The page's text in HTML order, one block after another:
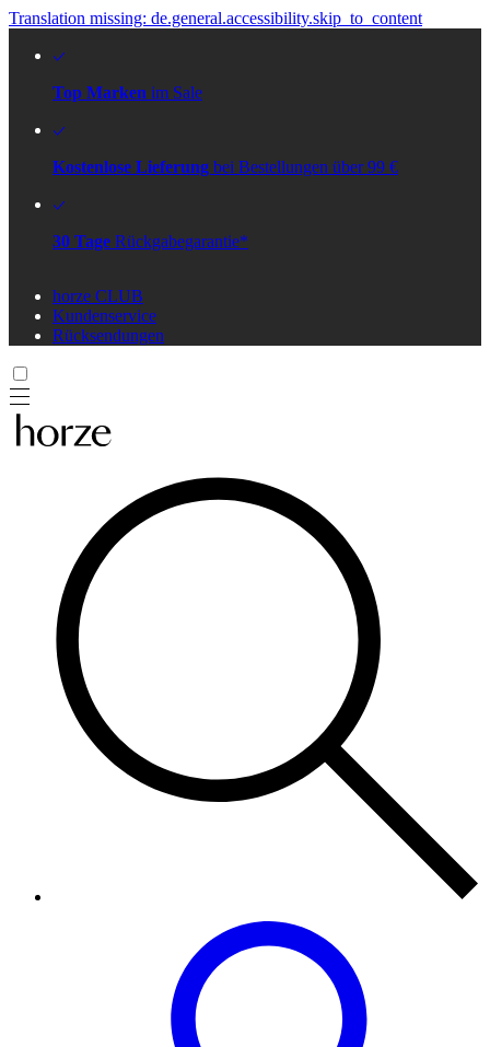
Translation missing: de.general.accessibility.skip_to_content
Top Marken im Sale
Kostenlose Lieferung bei Bestellungen über 99 €
30 Tage Rückgabegarantie*
horze CLUB
Kundenservice
Rücksendungen